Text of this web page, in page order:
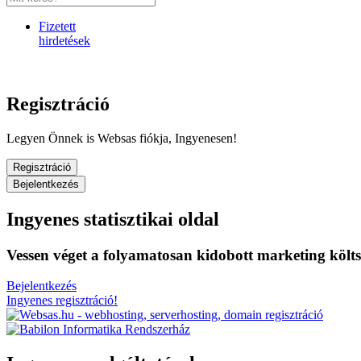
Fizetett
hirdetések
Regisztráció
Legyen Önnek is Websas fiókja, Ingyenesen!
Regisztráció
Bejelentkezés
Ingyenes statisztikai oldal
Vessen véget a folyamatosan kidobott marketing
Bejelentkezés
Ingyenes regisztráció!